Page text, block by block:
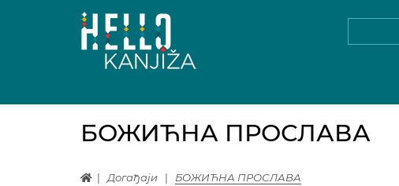
БОЖИЋНА ПРОСЛАВА
Догађаји БОЖИЋНА ПРОСЛАВА